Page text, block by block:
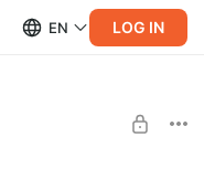
EN LOG IN